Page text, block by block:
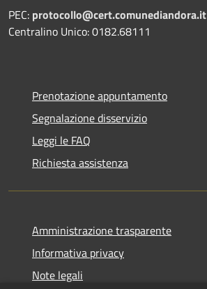
PEC: protocollo@cert.comunediandora.it
Centralino Unico: 0182.68111
Prenotazione appuntamento
Segnalazione disservizio
Leggi le FAQ
Richiesta assistenza
Amministrazione trasparente
Informativa privacy
Note legali